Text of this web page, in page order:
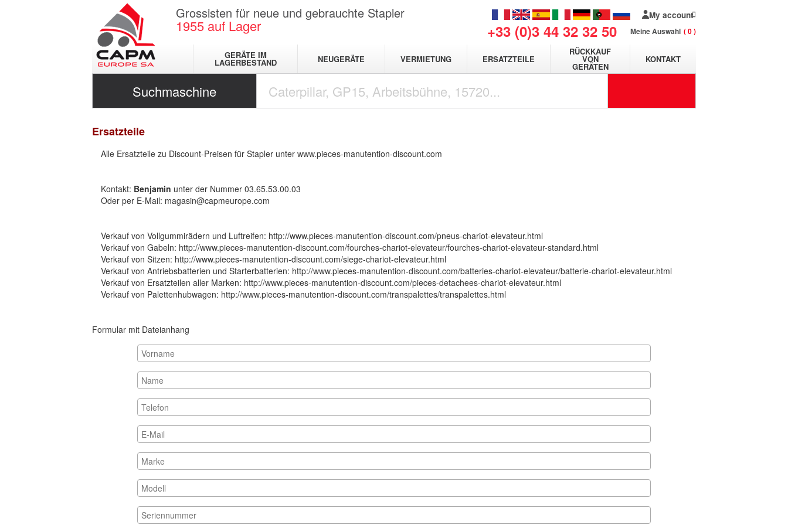
Grossisten für neue und gebrauchte Stapler
1955 auf Lager +33 (0)3 44 32 32 50
My account
Meine Auswahl 0
GERÄTE IM
LAGERBESTAND NEUGERÄTE VERMIETUNG ERSATZTEILE
RÜCKKAUF
VON
GERÄTEN
KONTAKT
Suchmaschine
Ersatzteile
Alle Ersatzteile zu Discount-Preisen für Stapler unter www.pieces-manutention-discount.com
Kontakt: Benjamin unter der Nummer 03.65.53.00.03
Oder per E-Mail: magasin@capmeurope.com
Verkauf von Vollgummirädern und Luftreifen: http://www.pieces-manutention-discount.com/pneus-chariot-elevateur.html
Verkauf von Gabeln: http://www.pieces-manutention-discount.com/fourches-chariot-elevateur/fourches-chariot-elevateur-standard.html
Verkauf von Sitzen: http://www.pieces-manutention-discount.com/siege-chariot-elevateur.html
Verkauf von Antriebsbatterien und Starterbatterien: http://www.pieces-manutention-discount.com/batteries-chariot-elevateur/batterie-chariot-elevateur.html
Verkauf von Ersatzteilen aller Marken: http://www.pieces-manutention-discount.com/pieces-detachees-chariot-elevateur.html
Verkauf von Palettenhubwagen: http://www.pieces-manutention-discount.com/transpalettes/transpalettes.html
Formular mit Dateianhang